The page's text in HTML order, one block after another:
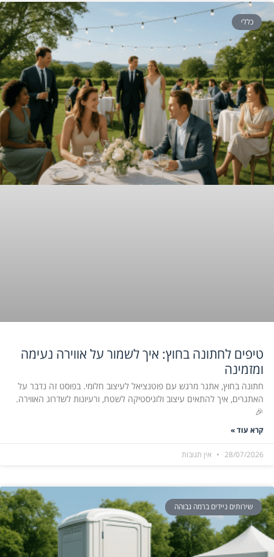
כללי
טיפים לחתונה בחוץ: איך לשמור על אווירה נעימה
ומזמינה
חתונה בחוץ, אתגר מרגש עם פוטנציאל לעיצוב חלומי. בפוסט זה נדבר על
האתגרים, איך להתאים עיצוב ולוגיסטיקה לשטח, ורעיונות לשדרוג האווירה.
🎉
קרא עוד »
28/07/2026 אין תגובות
שירותים ניידים ברמה גבוהה